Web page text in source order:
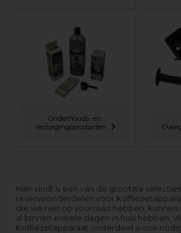
Onderhouds- en
verzorgingsproducten
Hier vindt u een van de grootste
reserveonderdelen voor
die we niet op voorraad hebben, kunnen
al binnen enkele dagen in huis hebben.
Koffiezetapparaat onderdeel u ook